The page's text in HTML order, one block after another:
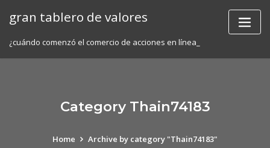
gran tablero de valores
¿cuándo comenzó el comercio de acciones en línea_
Category Thain74183
Home Archive by category "Thain74183"